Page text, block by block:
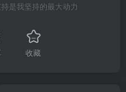
是我坚持的最大动力
收藏